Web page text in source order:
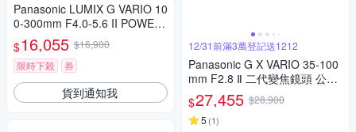
Panasonic LUMIX G VARIO 10
0-300mm F4.0-5.6 II POWER
O.I.S.二代變焦鏡頭 公司貨
$16,055 $16,900
限時下殺
券
貨到通知我
12/31前滿3萬登記送1212
Panasonic G X VARIO 35-100
mm F2.8 Ⅱ 二代變焦鏡頭 公司
貨
$27,455 $28,900
5 (1)